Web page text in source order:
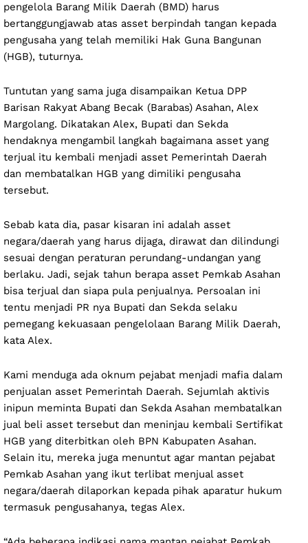
pengelola Barang Milik Daerah (BMD) harus
bertanggungjawab atas asset berpindah tangan kepada
pengusaha yang telah memiliki Hak Guna Bangunan
(HGB), tuturnya.
Tuntutan yang sama juga disampaikan Ketua DPP
Barisan Rakyat Abang Becak (Barabas) Asahan, Alex
Margolang. Dikatakan Alex, Bupati dan Sekda
hendaknya mengambil langkah bagaimana asset yang
terjual itu kembali menjadi asset Pemerintah Daerah
dan membatalkan HGB yang dimiliki pengusaha
tersebut.
Sebab kata dia, pasar kisaran ini adalah asset
negara/daerah yang harus dijaga, dirawat dan dilindungi
sesuai dengan peraturan perundang-undangan yang
berlaku. Jadi, sejak tahun berapa asset Pemkab Asahan
bisa terjual dan siapa pula penjualnya. Persoalan ini
tentu menjadi PR nya Bupati dan Sekda selaku
pemegang kekuasaan pengelolaan Barang Milik Daerah,
kata Alex.
Kami menduga ada oknum pejabat menjadi mafia dalam
penjualan asset Pemerintah Daerah. Sejumlah aktivis
inipun meminta Bupati dan Sekda Asahan membatalkan
jual beli asset tersebut dan meninjau kembali Sertifikat
HGB yang diterbitkan oleh BPN Kabupaten Asahan.
Selain itu, mereka juga menuntut agar mantan pejabat
Pemkab Asahan yang ikut terlibat menjual asset
negara/daerah dilaporkan kepada pihak aparatur hukum
termasuk pengusahanya, tegas Alex.